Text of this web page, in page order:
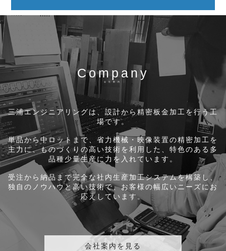
Company
会社案内
三浦エンジニアリングは、設計から精密板金加工を行う工
場です。
単品から中ロットまで、省力機械・映像装置の精密加工を
主力に、ものづくりの高い技術を利用した、特色のある多
品種少量生産に力を入れています。
受注から納品まで完全な社内生産加工システムを構築し、
独自のノウハウと高い技術で、お客様の幅広いニーズにお
応えしています。
会社案内を見る